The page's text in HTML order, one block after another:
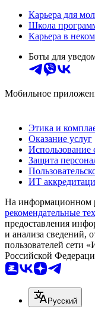
Карьера для
Школа
Карьера в
Боты для
Мобильное
Этика и
Оказание услуг
Использование
Защита
ИТ
На информационном
рекомендательные
предоставления
и анализа сведений,
пользователей сети
Российской
Русский